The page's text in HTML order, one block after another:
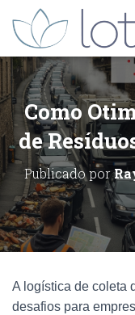
Como
de
Publicado por
A logística de coleta
desafios para